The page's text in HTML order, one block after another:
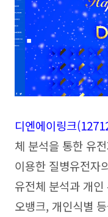
디엔에이링크
체 분석을 통한 유
이용한 질병유전자
유전체 분석과 개
오뱅크, 개인식별